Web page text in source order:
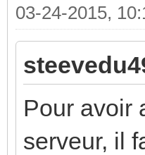
03-24-2015,
Pour avoir
serveur, il